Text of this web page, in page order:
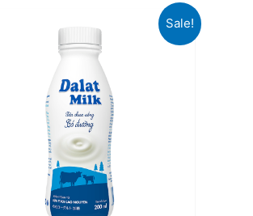
Sale!